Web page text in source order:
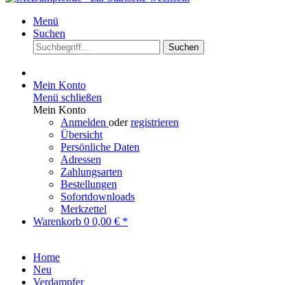
Menü
Suchen
Suchen
Mein Konto
Menü schließen
Mein Konto
Anmelden oderregistrieren
Übersicht
Persönliche Daten
Adressen
Zahlungsarten
Bestellungen
Sofortdownloads
Merkzettel
Warenkorb 0 0,00 € *
Home
Neu
Verdampfer